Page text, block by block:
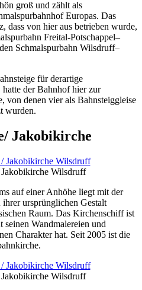
groß und zählt als
Europas. Das
dass von hier aus betrieben wurde,
Freital-Potschappel–
Schmalspurbahn Wilsdruff–
für derartige
der Bahnhof hier zur
von denen vier als Bahnsteiggleise
wurden.
Jakobikirche
Wilsdruff
auf einer Anhöhe liegt mit der
ursprünglichen Gestalt
Raum. Das Kirchenschiff ist
seinen Wandmalereien und
Charakter hat. Seit 2005 ist die
Wilsdruff